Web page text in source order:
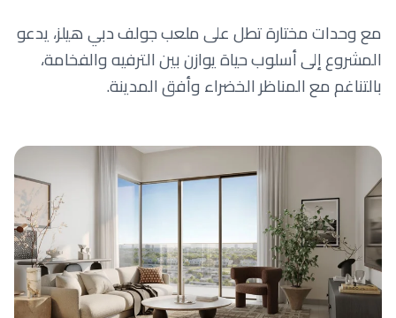
مع وحدات مختارة تطل على ملعب جولف دبي هيلز، يدعو
المشروع إلى أسلوب حياة يوازن بين الترفيه والفخامة،
بالتناغم مع المناظر الخضراء وأفق المدينة.